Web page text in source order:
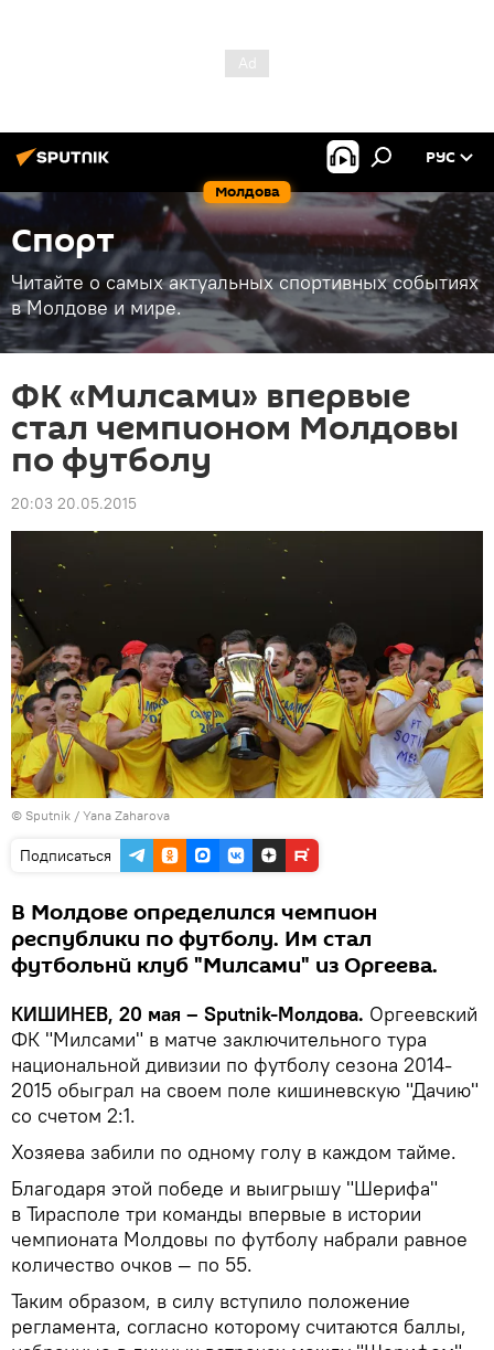
Молдова
РУС
Спорт
Читайте о самых актуальных спортивных событиях
в Молдове и мире.
ФК «Милсами» впервые
стал чемпионом Молдовы
по футболу
20:03 20.05.2015
© Sputnik / Yana Zaharova
Подписаться
В Молдове определился чемпион
республики по футболу. Им стал
футбольнй клуб "Милсами" из Оргеева.
КИШИНЕВ, 20 мая – Sputnik-Молдова. Оргеевский
ФК "Милсами" в матче заключительного тура
национальной дивизии по футболу сезона 2014-
2015 обыграл на своем поле кишиневскую "Дачию"
со счетом 2:1.
Хозяева забили по одному голу в каждом тайме.
Благодаря этой победе и выигрышу "Шерифа"
в Тирасполе три команды впервые в истории
чемпионата Молдовы по футболу набрали равное
количество очков — по 55.
Таким образом, в силу вступило положение
регламента, согласно которому считаются баллы,